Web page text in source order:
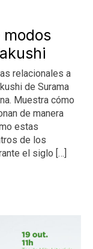
relacionales a
de Surama
Muestra cómo
de manera
estas
de los
el siglo […]